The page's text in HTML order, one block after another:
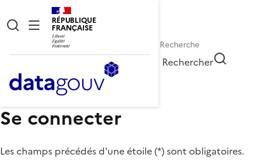
RÉPUBLIQUE
FRANÇAISE
Rechercher
Se connecter
Les champs précédés d'une étoile (*) sont obligatoires.